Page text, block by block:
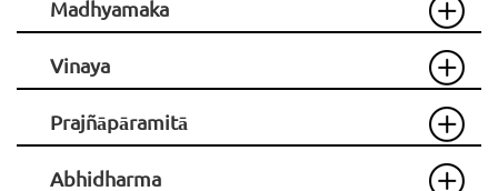
Madhyamaka
Vinaya
Prajñāpāramitā
Abhidharma